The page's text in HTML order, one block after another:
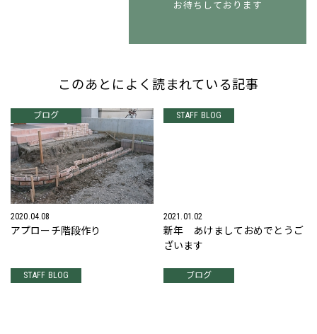
お待ちしております
このあとによく読まれている記事
ブログ
2020.04.08
アプローチ階段作り
STAFF BLOG
2021.01.02
新年 あけましておめでとうご
ざいます
STAFF BLOG ブログ